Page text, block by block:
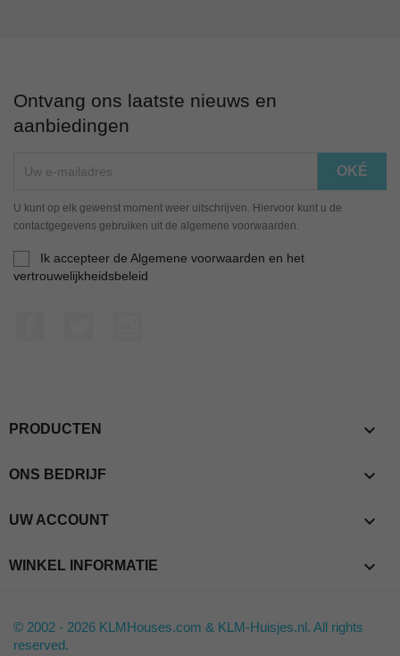
Ontvang ons laatste nieuws en
aanbiedingen
U kunt op elk gewenst moment weer uitschrijven. Hiervoor kunt u de
contactgegevens gebruiken uit de algemene voorwaarden.
Ik accepteer de Algemene voorwaarden en het
vertrouwelijkheidsbeleid
PRODUCTEN 
ONS BEDRIJF 
UW ACCOUNT 
WINKEL INFORMATIE keyboard_arrow_down
© 2002 - 2026 KLMHouses.com & KLM-Huisjes.nl. All rights
reserved.